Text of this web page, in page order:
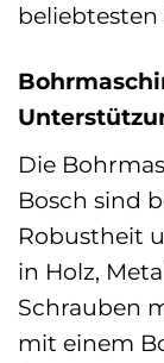
Die
Bosch sind
Robustheit
in Holz,
Schrauben
mit einem